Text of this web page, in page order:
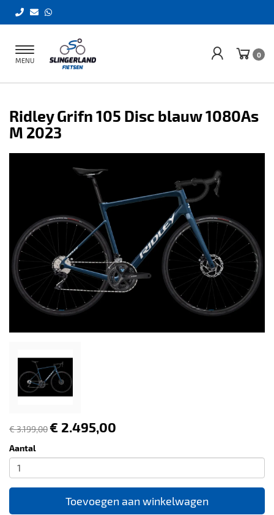
Toggle
navigation
MENU
0
Ridley Grifn 105 Disc blauw 1080As
M 2023
€ 3.199,00€ 2.495,00
Aantal
Toevoegen aan winkelwagen